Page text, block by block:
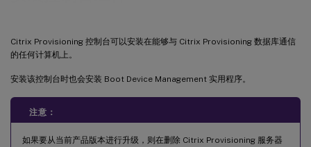
Citrix Provisioning 控制台可以安装在能够与 Citrix Provisioning 数据库通信
的任何计算机上。
安装该控制台时也会安装 Boot Device Management 实用程序。
注意：
如果要从当前产品版本进行升级，则在删除 Citrix Provisioning 服务器